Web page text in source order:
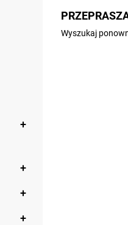
Wyszukaj